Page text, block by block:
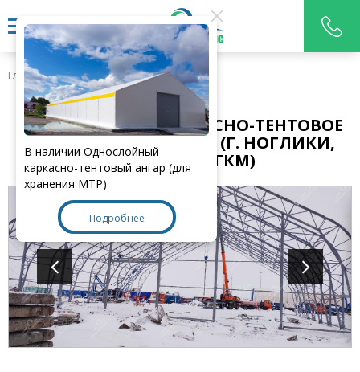
Главная > Наши работы
ОДНОСЛОЙНОЕ КАРКАСНО-ТЕНТОВОЕ
УКРЫТИЕ 36Х30Х14,5М. (Г. НОГЛИКИ,
КИРИНСКОЕ ГКМ)
В наличии Однослойный
каркасно-тентовый ангар (для
хранения МТР)
Подробнее